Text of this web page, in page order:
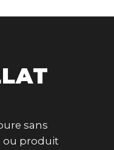
sans
ou produit